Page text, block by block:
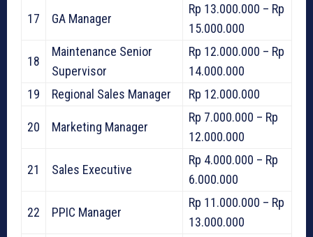
17 GA Manager
Rp 13.000.000 – Rp
15.000.000
18
Maintenance Senior
Supervisor
Rp 12.000.000 – Rp
14.000.000
19
Regional Sales Manager Rp 12.000.000
20 Marketing Manager
Rp 7.000.000 – Rp
12.000.000
21 Sales Executive
Rp 4.000.000 – Rp
6.000.000
22 PPIC Manager
Rp 11.000.000 – Rp
13.000.000